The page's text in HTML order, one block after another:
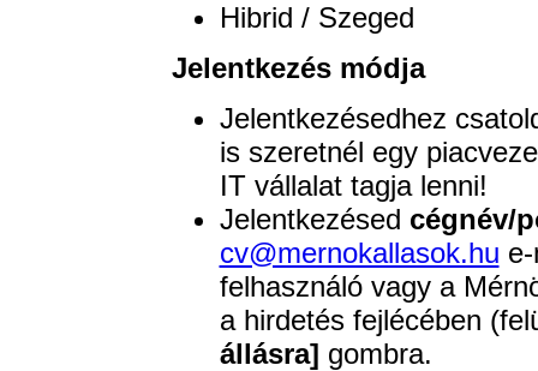
Hibrid / Szeged
Jelentkezés módja
Jelentkezésedhez
is szeretnél egy
IT vállalat tagja lenni!
Jelentkezésed cégnév/
cv@mernokallasok.hu
felhasználó vagy a
a hirdetés fejlécében
állásra] gombra.